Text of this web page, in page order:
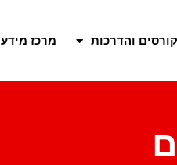
קורסים והדרכות מרכז מידע